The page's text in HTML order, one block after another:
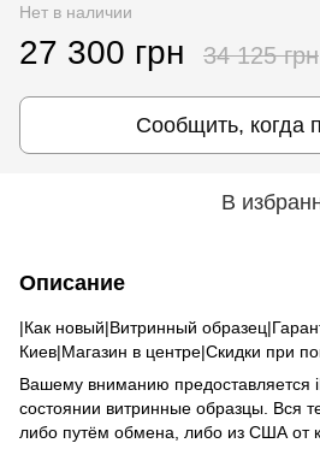
Нет в наличии
27 300 грн 34 125 грн
Сообщить, когда
В
Описание
|Как новый|Витринный
Киев|Магазин в центре|Скидки при
Вашему вниманию предоставляется
состоянии витринные образцы. Вся
либо путём обмена, либо из США от